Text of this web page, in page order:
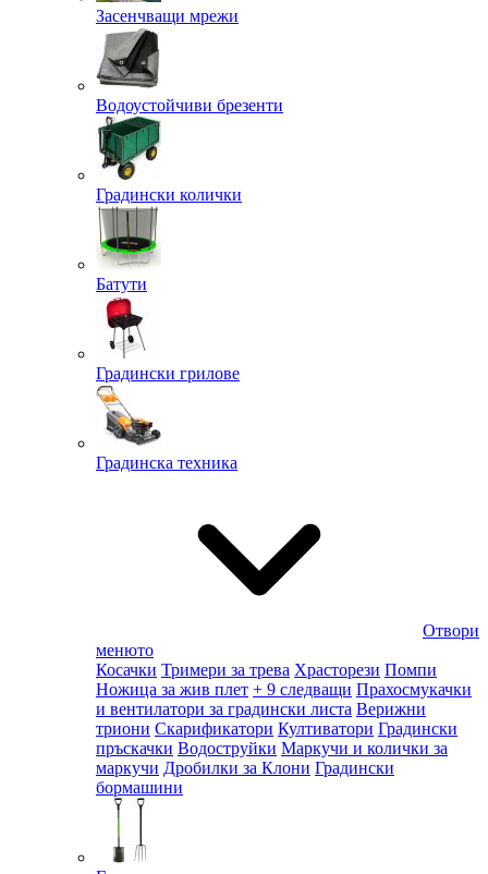
Засенчващи мрежи
Водоустойчиви брезенти
Градински колички
Батути
Градински грилове
Градинска техника
Отвори
менюто
Косачки Тримери за трева Храсторези Помпи
Ножица за жив плет + 9 следващи Прахосмукачки
и вентилатори за градински листа Верижни
триони Скарификатори Култиватори Градински
пръскачки Водоструйки Маркучи и колички за
маркучи Дробилки за Клони Градински
бормашини